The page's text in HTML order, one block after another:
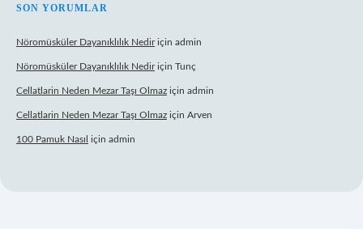
SON YORUMLAR
Nöromüsküler Dayanıklılık Nediriçin admin
Nöromüsküler Dayanıklılık Nediriçin Tunç
Cellatlarin Neden Mezar Taşı Olmaz için admin
Cellatlarin Neden Mezar Taşı Olmaz için Arven
100 Pamuk Nasıl için admin